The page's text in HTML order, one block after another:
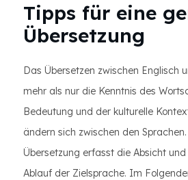
Tipps für eine
Übersetzung
Das Übersetzen zwischen Englisch
mehr als nur die Kenntnis des
Bedeutung und der kulturelle
ändern sich zwischen den
Übersetzung erfasst die Absicht
Ablauf der Zielsprache. Im